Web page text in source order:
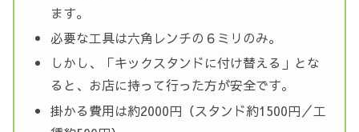
ます。
必要な工具は六角レンチの６ミリのみ。
しかし、「キックスタンドに付け替える」とな
ると、お店に持って行った方が安全です。
掛かる費用は約2000円（スタンド約1500円／工